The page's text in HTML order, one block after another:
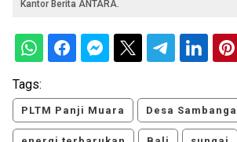
Kantor Berita ANTARA.
Tags:
PLTM Panji Muara Desa